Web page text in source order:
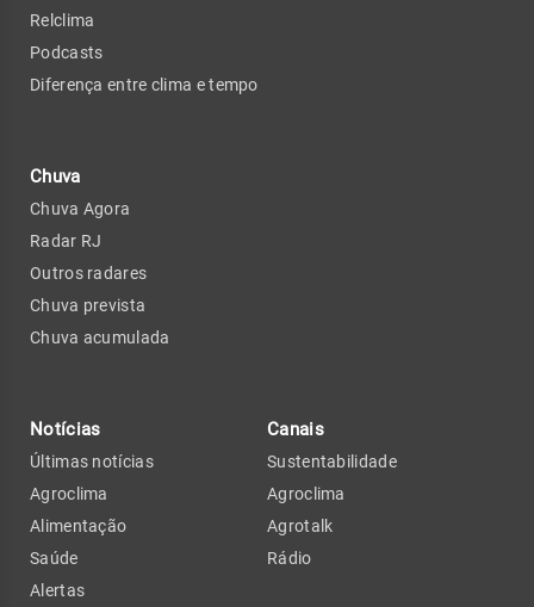
Relclima
Podcasts
Diferença entre clima e tempo
Chuva
Chuva Agora
Radar RJ
Outros radares
Chuva prevista
Chuva acumulada
Notícias
Últimas notícias
Agroclima
Alimentação
Saúde
Alertas
Canais
Sustentabilidade
Agroclima
Agrotalk
Rádio